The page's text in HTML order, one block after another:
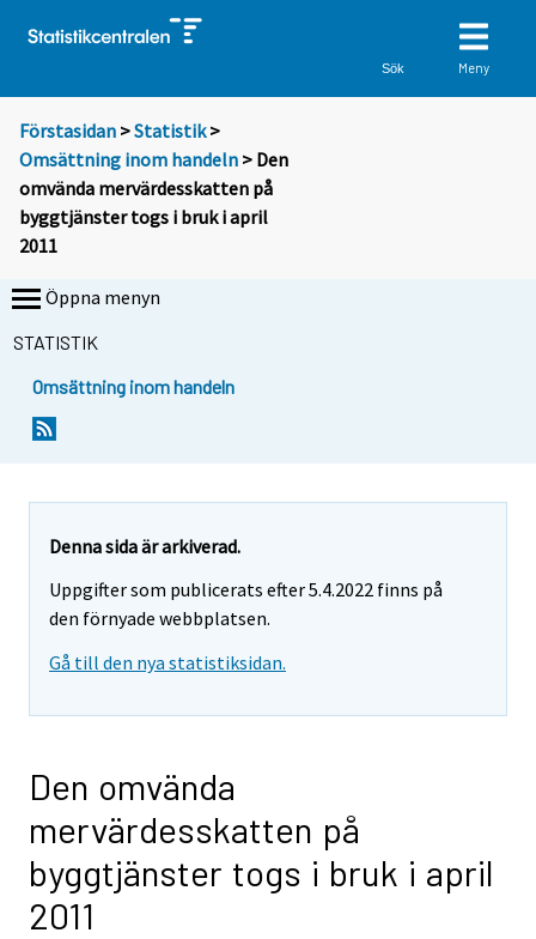
Sök Meny
Förstasidan >Statistik >
Omsättning inom handeln > Den
omvända mervärdesskatten på
byggtjänster togs i bruk i april
2011
Öppna menyn
STATISTIK
Omsättning inom handeln
Denna sida är arkiverad.
Uppgifter som publicerats efter 5.4.2022 finns på
den förnyade webbplatsen.
Gå till den nya statistiksidan.
Den omvända
mervärdesskatten på
byggtjänster togs i bruk i april
2011